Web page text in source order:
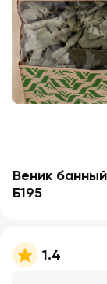
Веник
Б195
1.4